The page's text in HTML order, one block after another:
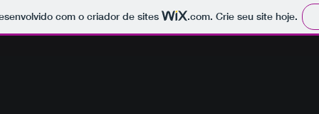
com o criador de sites .com. Crie seu site hoje.